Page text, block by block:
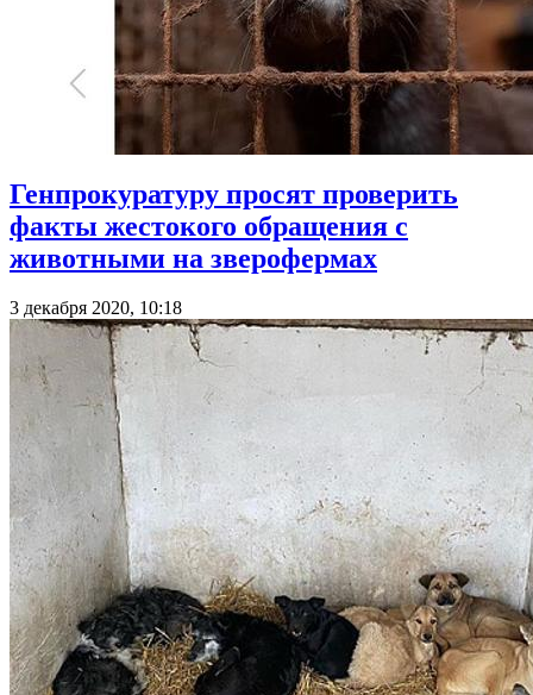
Генпрокуратуру просят проверить
факты жестокого обращения с
животными на зверофермах
3 декабря 2020, 10:18